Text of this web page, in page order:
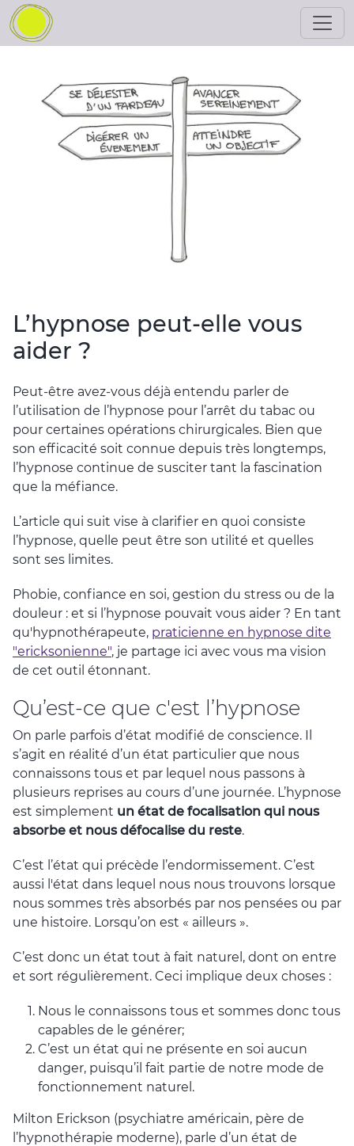
L’hypnose peut-elle vous
aider ?
Peut-être avez-vous déjà entendu parler de
l’utilisation de l’hypnose pour l’arrêt du tabac ou
pour certaines opérations chirurgicales. Bien que
son efficacité soit connue depuis très longtemps,
l’hypnose continue de susciter tant la fascination
que la méfiance.
L’article qui suit vise à clarifier en quoi consiste
l’hypnose, quelle peut être son utilité et quelles
sont ses limites.
Phobie, confiance en soi, gestion du stress ou de la
douleur : et si l’hypnose pouvait vous aider ? En tant
qu'hypnothérapeute, praticienne en hypnose dite
"ericksonienne", je partage ici avec vous ma vision
de cet outil étonnant.
Qu’est-ce que c'est l’hypnose
On parle parfois d’état modifié de conscience. Il
s’agit en réalité d’un état particulier que nous
connaissons tous et par lequel nous passons à
plusieurs reprises au cours d’une journée. L’hypnose
est simplement un état de focalisation qui nous
absorbe et nous défocalise du reste.
C’est l’état qui précède l’endormissement. C’est
aussi l'état dans lequel nous nous trouvons lorsque
nous sommes très absorbés par nos pensées ou par
une histoire. Lorsqu’on est « ailleurs ».
C’est donc un état tout à fait naturel, dont on entre
et sort régulièrement. Ceci implique deux choses :
Nous le connaissons tous et sommes donc tous
capables de le générer;
C’est un état qui ne présente en soi aucun
danger, puisqu’il fait partie de notre mode de
fonctionnement naturel.
Milton Erickson (psychiatre américain, père de
l’hypnothérapie moderne), parle d’un état de